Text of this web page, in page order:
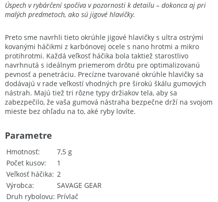
Úspech v rybárčení spočíva v pozornosti k detailu – dokonca aj pri
malých predmetoch, ako sú jigové hlavičky.
Preto sme navrhli tieto okrúhle jigové hlavičky s ultra ostrými
kovanými háčikmi z karbónovej ocele s nano hrotmi a mikro
protihrotmi. Každá veľkosť háčika bola taktiež starostlivo
navrhnutá s ideálnym priemerom drôtu pre optimalizovanú
pevnosť a penetráciu. Precízne tvarované okrúhle hlavičky sa
dodávajú v rade veľkostí vhodných pre širokú škálu gumových
nástrah. Majú tiež tri rôzne typy držiakov tela, aby sa
zabezpečilo, že vaša gumová nástraha bezpečne drží na svojom
mieste bez ohľadu na to, aké ryby lovíte.
Hmotnosť
7,5 g
Počet kusov
1
Veľkosť háčika 2
Výrobca
SAVAGE GEAR
Druh rybolovu Prívlač
Parametre